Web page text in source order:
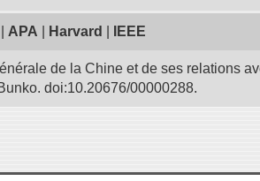
APA Harvard IEEE
de la Chine et de ses relations
doi:10.20676/00000288.